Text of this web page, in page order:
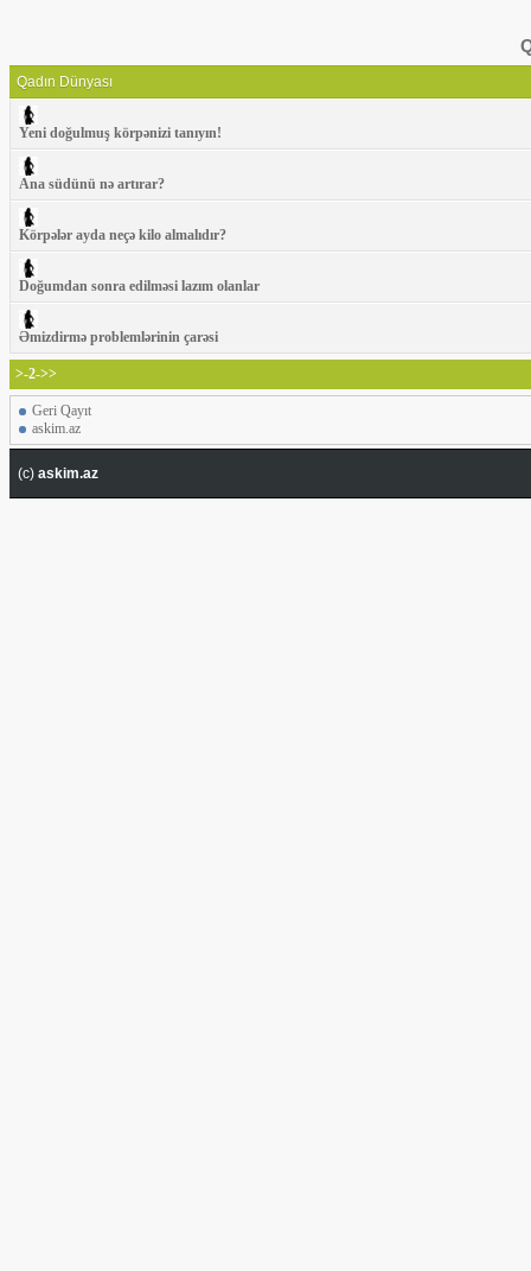
Qadın Dünyası
Yeni doğulmuş körpənizi tanıyın!
Ana südünü nə artırar?
Körpələr ayda neçə kilo almalıdır?
Doğumdan sonra edilməsi lazım olanlar
Əmizdirmə problemlərinin çarəsi
>-2->>
Geri Qayıt
askim.az
(c) askim.az